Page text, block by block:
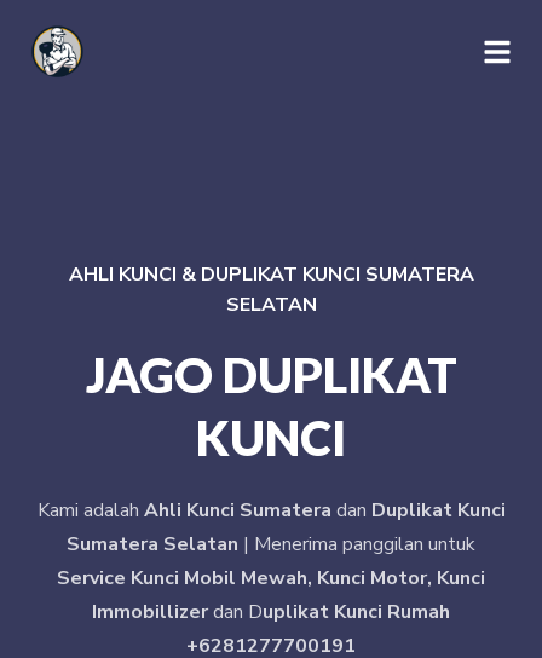
AHLI KUNCI & DUPLIKAT KUNCI SUMATERA
SELATAN
JAGO DUPLIKAT
KUNCI
Kami adalah Ahli Kunci Sumatera dan Duplikat Kunci
Sumatera Selatan | Menerima panggilan untuk
Service Kunci Mobil Mewah, Kunci Motor, Kunci
Immobillizerdan Duplikat Kunci Rumah
+6281277700191